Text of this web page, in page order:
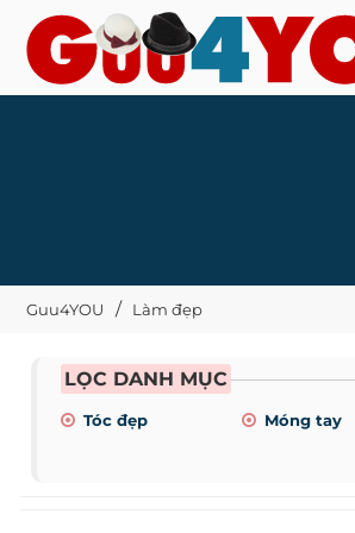
Guu4YOU Làm đẹp
LỌC DANH MỤC
Tóc đẹp Móng tay